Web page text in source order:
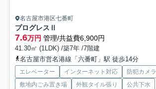
名古屋市港区七番町
プログレスⅡ
7.6万円 管理/共益費6,900円
41.30㎡ (1LDK) /築7年 /7階建
名古屋市営名港線「六番町」駅 徒歩14分
エレベーター インターネット対応
防犯カメラ
敷地内ごみ置き場
外観タイル張り 公共下水